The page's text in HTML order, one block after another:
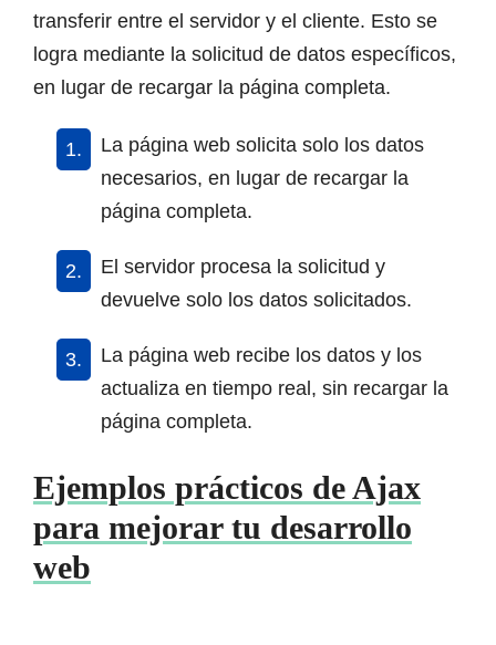
transferir entre el servidor y el cliente. Esto se
logra mediante la solicitud de datos específicos,
en lugar de recargar la página completa.
La página web solicita solo los datos
necesarios, en lugar de recargar la
página completa.
El servidor procesa la solicitud y
devuelve solo los datos solicitados.
La página web recibe los datos y los
actualiza en tiempo real, sin recargar la
página completa.
Ejemplos prácticos de Ajax
para mejorar tu desarrollo
web